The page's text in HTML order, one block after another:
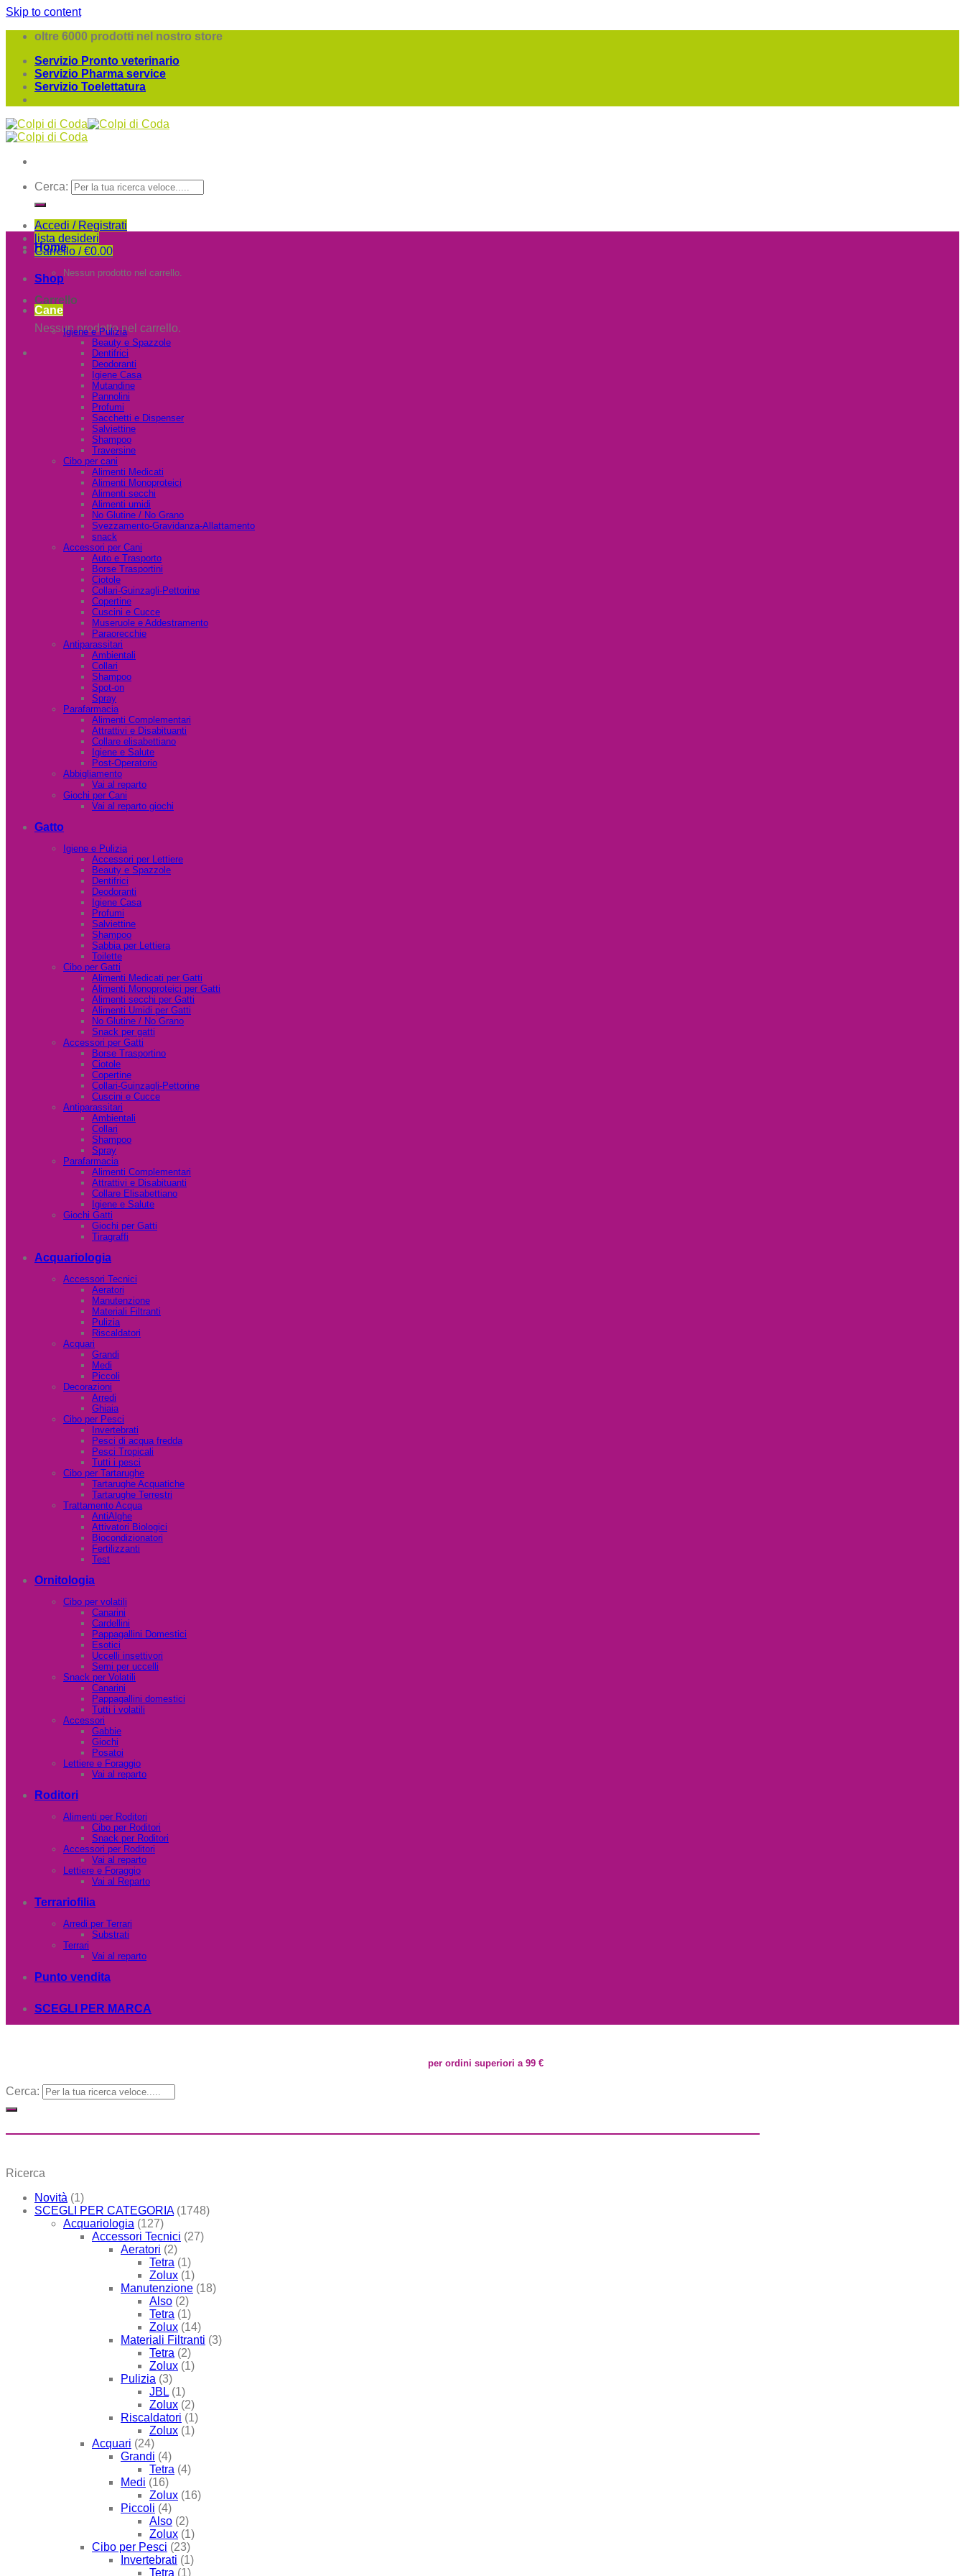
Skip to content
oltre 6000 prodotti nel nostro store
Servizio Pronto veterinario
Servizio Pharma service
Servizio Toelettatura
Cerca:
Accedi / Registrati
lista desideri
Carrello /€0.00
Nessun prodotto nel carrello.
Carrello
Nessun prodotto nel carrello.
Home
Shop
Cane
Igiene e Pulizia
Beauty e Spazzole
Dentifrici
Deodoranti
Igiene Casa
Mutandine
Pannolini
Profumi
Sacchetti e Dispenser
Salviettine
Shampoo
Traversine
Cibo per cani
Alimenti Medicati
Alimenti Monoproteici
Alimenti secchi
Alimenti umidi
No Glutine / No Grano
Svezzamento-Gravidanza-Allattamento
snack
Accessori per Cani
Auto e Trasporto
Borse Trasportini
Ciotole
Collari-Guinzagli-Pettorine
Copertine
Cuscini e Cucce
Museruole e Addestramento
Paraorecchie
Antiparassitari
Ambientali
Collari
Shampoo
Spot-on
Spray
Parafarmacia
Alimenti Complementari
Attrattivi e Disabituanti
Collare elisabettiano
Igiene e Salute
Post-Operatorio
Abbigliamento
Vai al reparto
Giochi per Cani
Vai al reparto giochi
Gatto
Igiene e Pulizia
Accessori per Lettiere
Beauty e Spazzole
Dentifrici
Deodoranti
Igiene Casa
Profumi
Salviettine
Shampoo
Sabbia per Lettiera
Toilette
Cibo per Gatti
Alimenti Medicati per Gatti
Alimenti Monoproteici per Gatti
Alimenti secchi per Gatti
Alimenti Umidi per Gatti
No Glutine / No Grano
Snack per gatti
Accessori per Gatti
Borse Trasportino
Ciotole
Copertine
Collari-Guinzagli-Pettorine
Cuscini e Cucce
Antiparassitari
Ambientali
Collari
Shampoo
Spray
Parafarmacia
Alimenti Complementari
Attrattivi e Disabituanti
Collare Elisabettiano
Igiene e Salute
Giochi Gatti
Giochi per Gatti
Tiragraffi
Acquariologia
Accessori Tecnici
Aeratori
Manutenzione
Materiali Filtranti
Pulizia
Riscaldatori
Acquari
Grandi
Medi
Piccoli
Decorazioni
Arredi
Ghiaia
Cibo per Pesci
Invertebrati
Pesci di acqua fredda
Pesci Tropicali
Tutti i pesci
Cibo per Tartarughe
Tartarughe Acquatiche
Tartarughe Terrestri
Trattamento Acqua
AntiAlghe
Attivatori Biologici
Biocondizionatori
Fertilizzanti
Test
Ornitologia
Cibo per volatili
Canarini
Cardellini
Pappagallini Domestici
Esotici
Uccelli insettivori
Semi per uccelli
Snack per Volatili
Canarini
Pappagallini domestici
Tutti i volatili
Accessori
Gabbie
Giochi
Posatoi
Lettiere e Foraggio
Vai al reparto
Roditori
Alimenti per Roditori
Cibo per Roditori
Snack per Roditori
Accessori per Roditori
Vai al reparto
Lettiere e Foraggio
Vai al Reparto
Terrariofilia
Arredi per Terrari
Substrati
Terrari
Vai al reparto
Punto vendita
SCEGLI PER MARCA
per ordini superiori a 99 €
Cerca:
Ricerca
Novità (1)
SCEGLI PER CATEGORIA (1748)
Acquariologia (127)
Accessori Tecnici (27)
Aeratori (2)
Tetra (1)
Zolux (1)
Manutenzione (18)
Also (2)
Tetra (1)
Zolux (14)
Materiali Filtranti (3)
Tetra (2)
Zolux (1)
Pulizia (3)
JBL (1)
Zolux (2)
Riscaldatori (1)
Zolux (1)
Acquari (24)
Grandi (4)
Tetra (4)
Medi (16)
Zolux (16)
Piccoli (4)
Also (2)
Zolux (1)
Cibo per Pesci (23)
Invertebrati (1)
Tetra (1)